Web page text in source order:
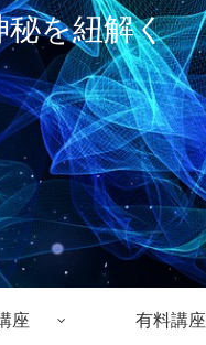
秘を紐解く
座 有料講座